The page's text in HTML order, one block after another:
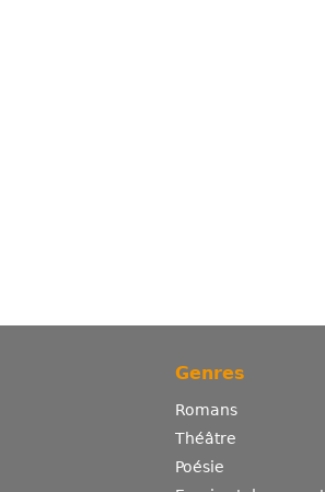
Genres
Romans
Théâtre
Poésie